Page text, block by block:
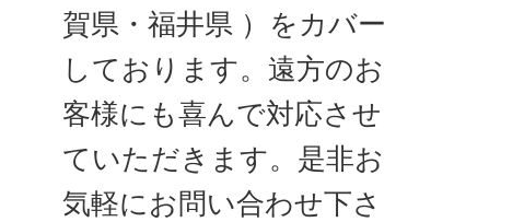
賀県・福井県 ）をカバー
しております。遠方のお
客様にも喜んで対応させ
ていただきます。是非お
気軽にお問い合わせ下さ